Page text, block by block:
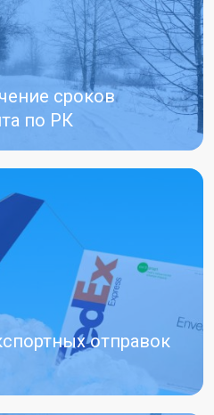
сроков
по РК
отправок